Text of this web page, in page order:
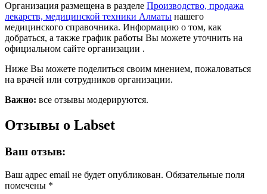
Организация размещена в разделе Производство, продажа
лекарств, медицинской техники Алматы нашего
медицинского справочника. Информацию о том, как
добраться, а также график работы Вы можете уточнить на
официальном сайте организации .
Ниже Вы можете поделиться своим мнением, пожаловаться
на врачей или сотрудников организации.
Важно: все отзывы модерируются.
Отзывы о Labset
Ваш отзыв:
Ваш адрес email не будет опубликован. Обязательные поля
помечены *